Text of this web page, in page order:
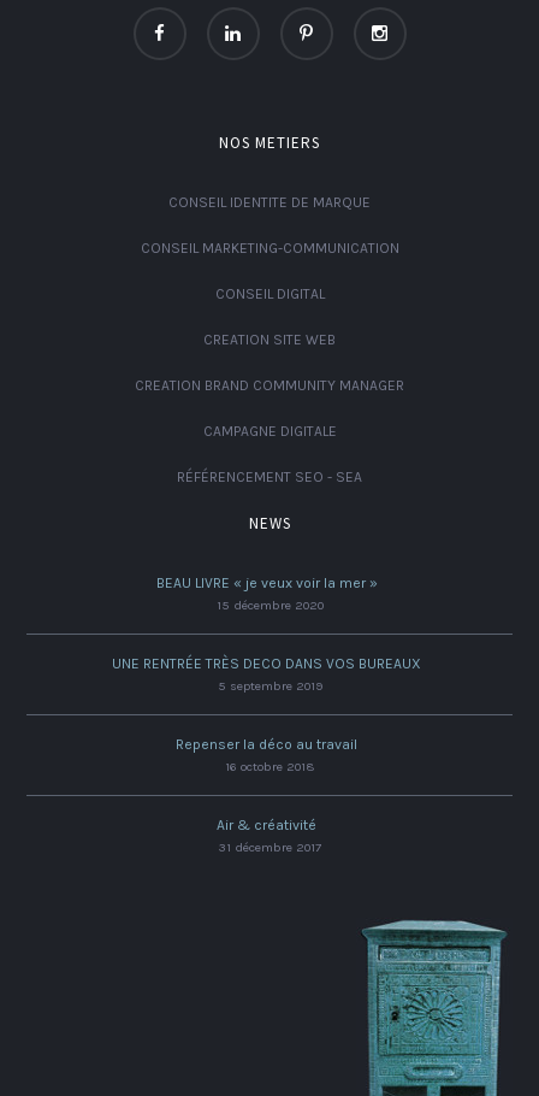
NOS METIERS
CONSEIL IDENTITE DE MARQUE
CONSEIL MARKETING-COMMUNICATION
CONSEIL DIGITAL
CREATION SITE WEB
CREATION BRAND COMMUNITY MANAGER
CAMPAGNE DIGITALE
RÉFÉRENCEMENT SEO - SEA
NEWS
BEAU LIVRE « je veux voir la mer »
15 décembre 2020
UNE RENTRÉE TRÈS DECO DANS VOS BUREAUX
5 septembre 2019
Repenser la déco au travail
16 octobre 2018
Air & créativité
31 décembre 2017